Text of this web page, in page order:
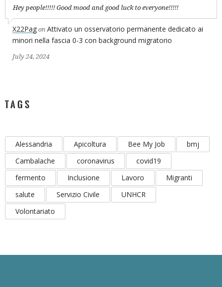
Hey people!!!!! Good mood and good luck to everyone!!!!!
X22Pag on Attivato un osservatorio permanente dedicato ai
minori nella fascia 0-3 con background migratorio
July 24, 2024
TAGS
Alessandria Apicoltura Bee My Job
bmj
Cambalache
coronavirus
covid19
fermento
Inclusione Lavoro
Migranti
salute
Servizio Civile
UNHCR
Volontariato